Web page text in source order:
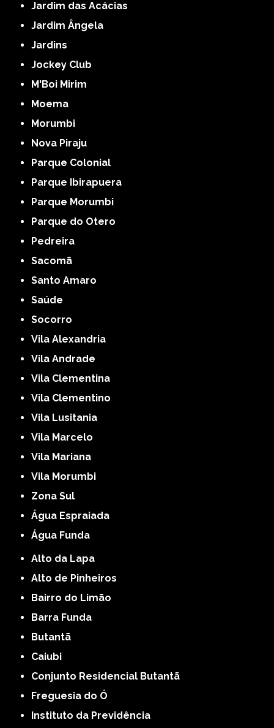
Jardim das Acácias
Jardim Ângela
Jardins
Jockey Club
M'Boi Mirim
Moema
Morumbi
Nova Piraju
Parque Colonial
Parque Ibirapuera
Parque Morumbi
Parque do Otero
Pedreira
Sacomã
Santo Amaro
Saúde
Socorro
Vila Alexandria
Vila Andrade
Vila Clementina
Vila Clementino
Vila Lusitania
Vila Marcelo
Vila Mariana
Vila Morumbi
Zona Sul
Água Espraiada
Água Funda
Alto da Lapa
Alto de Pinheiros
Bairro do Limão
Barra Funda
Butantã
Caiubi
Conjunto Residencial Butantã
Freguesia do Ó
Instituto da Previdência